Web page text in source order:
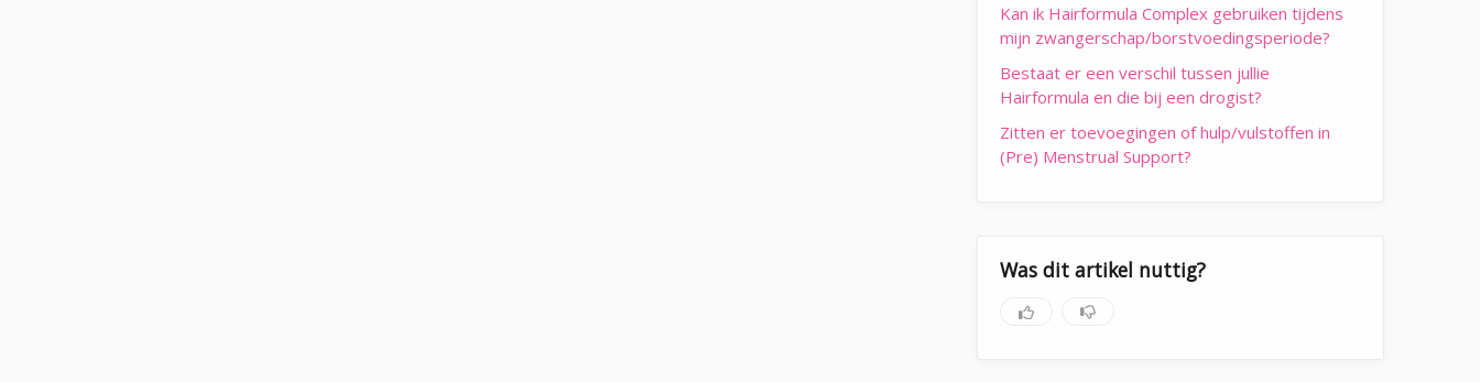
Kan ik Hairformula Complex gebruiken tijdens
mijn zwangerschap/borstvoedingsperiode?
Bestaat er een verschil tussen jullie
Hairformula en die bij een drogist?
Zitten er toevoegingen of hulp/vulstoffen in
(Pre) Menstrual Support?
Was dit artikel nuttig?